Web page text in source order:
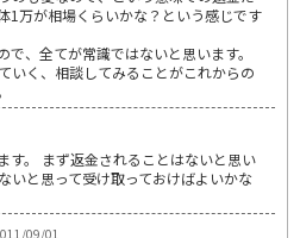
1万が相場くらいかな？という感じです
で、全てが常識ではないと思います。
いく、相談してみることがこれからの
す。 まず返金されることはないと思い
いと思って受け取っておけばよいかな
09/01